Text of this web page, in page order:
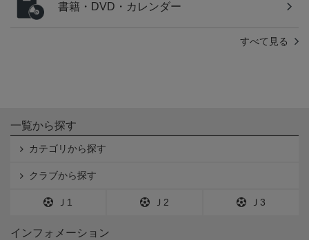
書籍・DVD・カレンダー
すべて見る
一覧から探す
カテゴリから探す
クラブから探す
Ｊ1 Ｊ2 Ｊ3
インフォメーション